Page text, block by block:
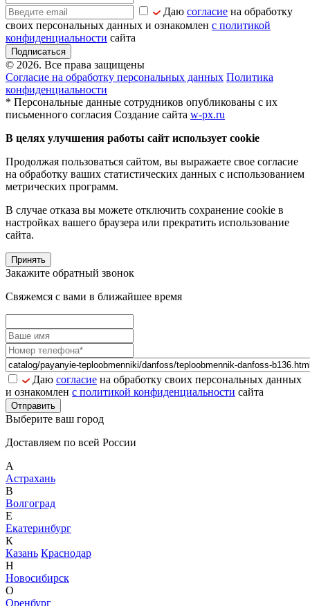
Даю согласие на обработку
своих персональных данных и ознакомлен с политикой
конфиденциальности сайта
Подписаться
© 2026. Все права защищены
Согласие на обработку персональных данных Политика
конфиденциальности
* Персональные данные сотрудников опубликованы с их
письменного согласия Создание сайта w-px.ru
В целях улучшения работы сайт использует cookie
Продолжая пользоваться сайтом, вы выражаете свое согласие
на обработку ваших статистических данных с использованием
метрических программ.
В случае отказа вы можете отключить сохранение cookie в
настройках вашего браузера или прекратить использование
сайта.
Принять
Закажите обратный звонок
Свяжемся с вами в ближайшее время
Даю согласие на обработку своих персональных данных
и ознакомлен с политикой конфиденциальности сайта
Отправить
Выберите ваш город
Доставляем по всей России
А
Астрахань
В
Волгоград
Е
Екатеринбург
К
Казань Краснодар
Н
Новосибирск
О
Оренбург